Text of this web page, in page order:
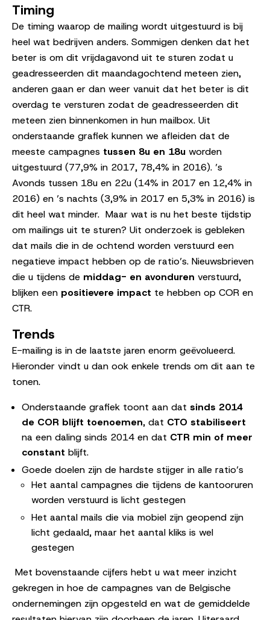
Timing
De timing waarop de mailing wordt uitgestuurd is bij
heel wat bedrijven anders. Sommigen denken dat het
beter is om dit vrijdagavond uit te sturen zodat u
geadresseerden dit maandagochtend meteen zien,
anderen gaan er dan weer vanuit dat het beter is dit
overdag te versturen zodat de geadresseerden dit
meteen zien binnenkomen in hun mailbox. Uit
onderstaande grafiek kunnen we afleiden dat de
meeste campagnes tussen 8u en 18u worden
uitgestuurd (77,9% in 2017, 78,4% in 2016). ’s
Avonds tussen 18u en 22u (14% in 2017 en 12,4% in
2016) en ’s nachts (3,9% in 2017 en 5,3% in 2016) is
dit heel wat minder. Maar wat is nu het beste tijdstip
om mailings uit te sturen? Uit onderzoek is gebleken
dat mails die in de ochtend worden verstuurd een
negatieve impact hebben op de ratio’s. Nieuwsbrieven
die u tijdens de middag- en avonduren verstuurd,
blijken een positievere impact te hebben op COR en
CTR.
Trends
E-mailing is in de laatste jaren enorm geëvolueerd.
Hieronder vindt u dan ook enkele trends om dit aan te
tonen.
Onderstaande grafiek toont aan dat sinds 2014
de COR blijft toenoemen, dat CTO stabiliseert
na een daling sinds 2014 en dat CTR min of meer
constant blijft.
Goede doelen zijn de hardste stijger in alle ratio’s
Het aantal campagnes die tijdens de kantooruren
worden verstuurd is licht gestegen
Het aantal mails die via mobiel zijn geopend zijn
licht gedaald, maar het aantal kliks is wel
gestegen
Met bovenstaande cijfers hebt u wat meer inzicht
gekregen in hoe de campagnes van de Belgische
ondernemingen zijn opgesteld en wat de gemiddelde